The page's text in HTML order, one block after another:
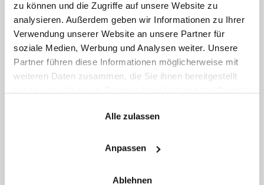
zu können und die Zugriffe auf unsere Website zu
analysieren. Außerdem geben wir Informationen zu Ihrer
Verwendung unserer Website an unsere Partner für
soziale Medien, Werbung und Analysen weiter. Unsere
Partner führen diese Informationen möglicherweise mit
weiteren Daten zusammen, die Sie ihnen bereitgestellt
Alle zulassen
Anpassen
Ablehnen
Die Einführung der hybriden Arbeitswelt
erfordert eine Vielzahl von Anpassungen, um
sicherzustellen, dass Teams effektiv
zusammenarbeiten können, auch wenn sie
physisch getrennt sind.
Durch die gezielte Anpassung von
entsprechender Tools und Ressourcen können
Anforderungen der neuen Arbeitsrealität gerecht